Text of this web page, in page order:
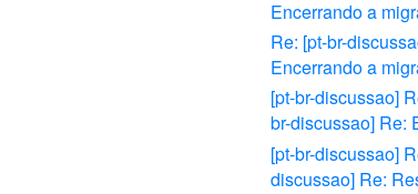
Encerrando a
Re: [pt-br-
Encerrando a
[pt-br-discussao]
br-discussao] Re:
[pt-br-discussao]
discussao] Re: